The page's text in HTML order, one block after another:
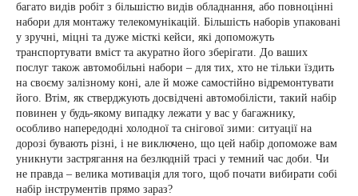
багато видів робіт з більшістю видів обладнання, або повноцінні
набори для монтажу телекомунікацій. Більшість наборів упаковані
у зручні, міцні та дуже місткі кейси, які допоможуть
транспортувати вміст та акуратно його зберігати. До ваших
послуг також автомобільні набори – для тих, хто не тільки їздить
на своєму залізному коні, але й може самостійно відремонтувати
його. Втім, як стверджують досвідчені автомобілісти, такий набір
повинен у будь-якому випадку лежати у вас у багажнику,
особливо напередодні холодної та снігової зими: ситуації на
дорозі бувають різні, і не виключено, що цей набір допоможе вам
уникнути застрягання на безлюдній трасі у темний час доби. Чи
не правда – велика мотивація для того, щоб почати вибирати собі
набір інструментів прямо зараз?